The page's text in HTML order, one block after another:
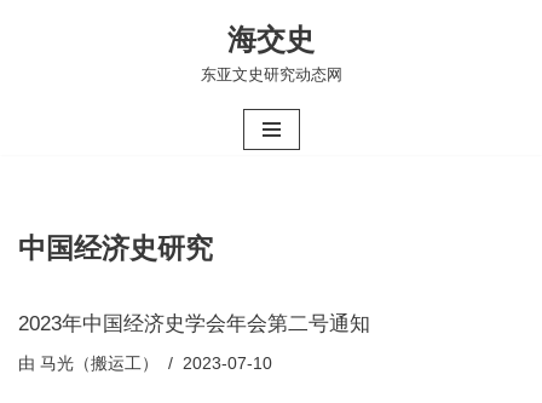
海交史
东亚文史研究动态网
中国经济史研究
2023年中国经济史学会年会第二号通知
由 马光（搬运工） 2023-07-10